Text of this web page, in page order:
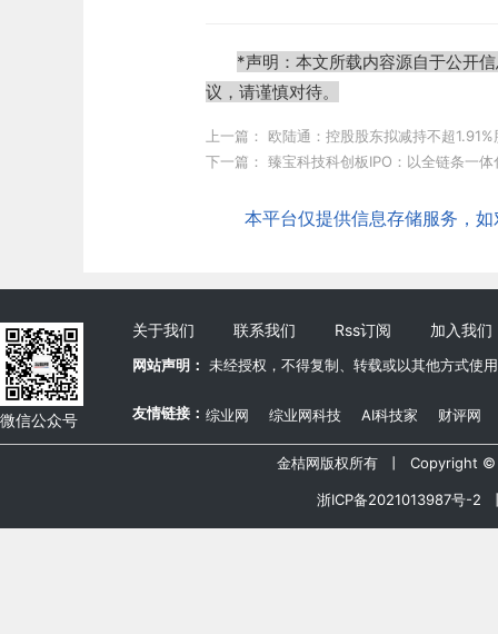
*声明：本文所载内容源自于公开
议，请谨慎对待。
上一篇： 欧陆通：控股股东拟减持不超
下一篇： 臻宝科技科创板IPO：以全链条一
本平台仅提供信息存储服务，
微信公众号
关于我们 联系我们 Rss订阅 加入我们
网站声明： 未经授权，不得复制、转载或以其他方式使
友情链接： 综业网 综业网科技 AI科技家 财评网
金桔网版权所有 丨 Copyright ©
浙ICP备2021013987号-2